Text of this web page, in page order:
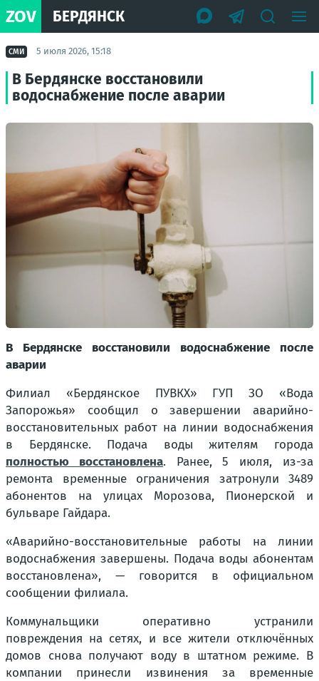
ZOV БЕРДЯНСК
СМИ 5 июля 2026, 15:18
В Бердянске восстановили
водоснабжение после аварии
В Бердянске восстановили водоснабжение после
аварии
Филиал «Бердянское ПУВКХ» ГУП ЗО «Вода
Запорожья» сообщил о завершении аварийно-
восстановительных работ на линии водоснабжения
в Бердянске. Подача воды жителям города
полностью восстановлена. Ранее, 5 июля, из-за
ремонта временные ограничения затронули 3489
абонентов на улицах Морозова, Пионерской и
бульваре Гайдара.
«Аварийно-восстановительные работы на линии
водоснабжения завершены. Подача воды абонентам
восстановлена», — говорится в официальном
сообщении филиала.
Коммунальщики оперативно устранили
повреждения на сетях, и все жители отключённых
домов снова получают воду в штатном режиме. В
компании принесли извинения за временные